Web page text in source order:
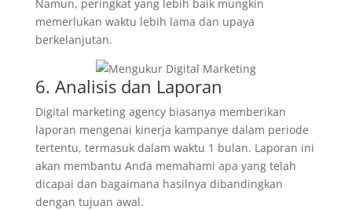
Namun, peringkat yang lebih baik mungkin
memerlukan waktu lebih lama dan upaya
berkelanjutan.
6. Analisis dan Laporan
Digital marketing agency biasanya memberikan
laporan mengenai kinerja kampanye dalam periode
tertentu, termasuk dalam waktu 1 bulan. Laporan ini
akan membantu Anda memahami apa yang telah
dicapai dan bagaimana hasilnya dibandingkan
dengan tujuan awal.